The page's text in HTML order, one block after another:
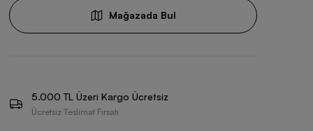
Mağazada Bul
5.000 TL Üzeri Kargo Ücretsiz
Ücretsiz Teslimat Fırsatı